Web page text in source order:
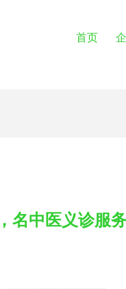
首页
名中医义诊服